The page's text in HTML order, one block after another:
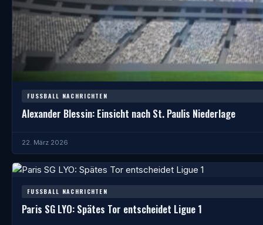
FUSSBALL NACHRICHTEN
Alexander Blessin: Einsicht nach St. Paulis Niederlage
22. März 2026
FUSSBALL NACHRICHTEN
Paris SG LYO: Spätes Tor entscheidet Ligue 1